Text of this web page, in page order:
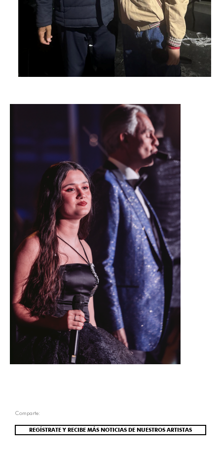
Comparte:
REGÍSTRATE Y RECIBE MÁS NOTICIAS DE NUESTROS ARTISTAS